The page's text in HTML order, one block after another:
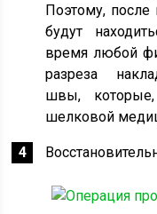
Поэтому, после
будут
время любой
разреза
швы,
шелковой